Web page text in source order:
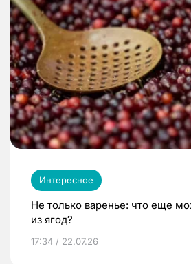
Интересное
Не только варенье: что еще
из ягод?
17:34 / 22.07.26